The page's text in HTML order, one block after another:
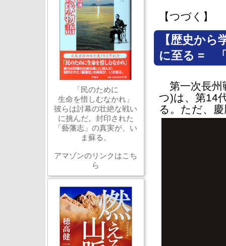
【つづく】
【歴史か
に至る =
第一次長州
つ)は、第14
る。ただ、
「民のために
生命を惜しむなかれ」
彼らは討幕の壮絶な戦い
に挑んだ。封印された
「藝藩志」の真実が、い
ま蘇る。
アマゾンのリンクはこち
ら